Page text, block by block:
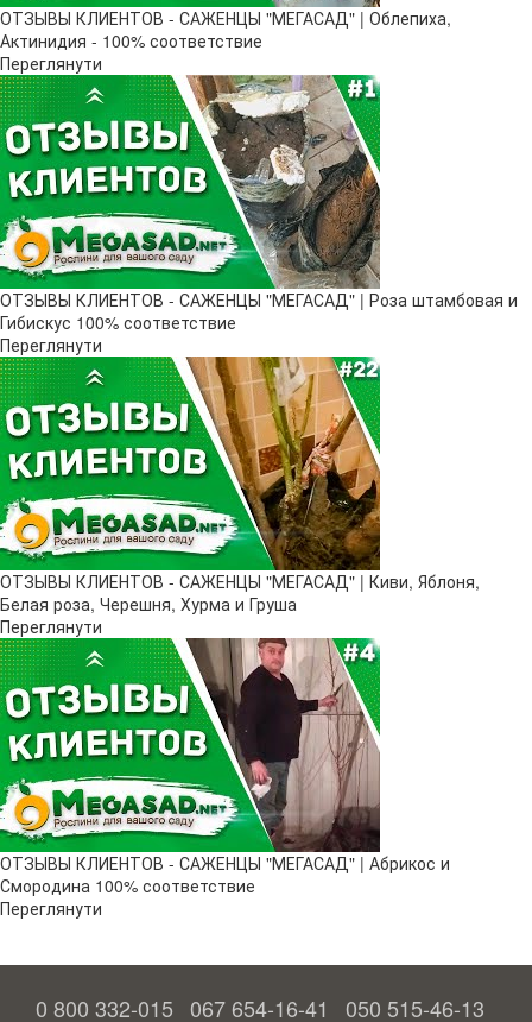
ОТЗЫВЫ КЛИЕНТОВ - САЖЕНЦЫ "МЕГАСАД" | Облепиха,
Актинидия - 100% соответствие
Переглянути
ОТЗЫВЫ КЛИЕНТОВ - САЖЕНЦЫ "МЕГАСАД" | Роза штамбовая и
Гибискус 100% соответствие
Переглянути
ОТЗЫВЫ КЛИЕНТОВ - САЖЕНЦЫ "МЕГАСАД" | Киви, Яблоня,
Белая роза, Черешня, Хурма и Груша
Переглянути
ОТЗЫВЫ КЛИЕНТОВ - САЖЕНЦЫ "МЕГАСАД" | Абрикос и
Смородина 100% соответствие
Переглянути
0 800 332-015 067 654-16-41 050 515-46-13